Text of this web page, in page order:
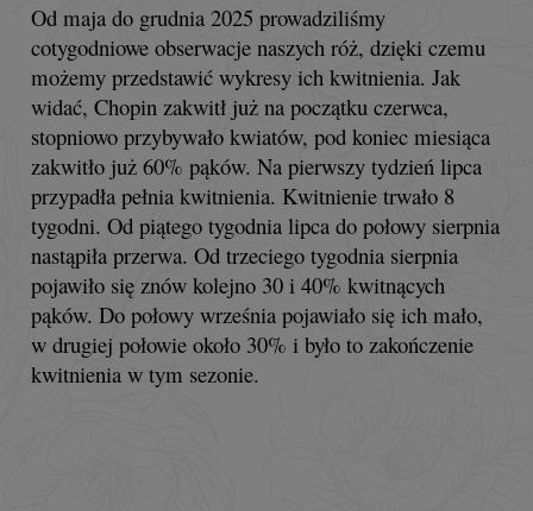
Od maja do grudnia 2025 prowadziliśmy
cotygodniowe obserwacje naszych róż, dzięki czemu
możemy przedstawić wykresy ich kwitnienia. Jak
widać, Chopin zakwitł już na początku czerwca,
stopniowo przybywało kwiatów, pod koniec miesiąca
zakwitło już 60% pąków. Na pierwszy tydzień lipca
przypadła pełnia kwitnienia. Kwitnienie trwało 8
tygodni. Od piątego tygodnia lipca do połowy sierpnia
nastąpiła przerwa. Od trzeciego tygodnia sierpnia
pojawiło się znów kolejno 30 i 40% kwitnących
pąków. Do połowy września pojawiało się ich mało,
w drugiej połowie około 30% i było to zakończenie
kwitnienia w tym sezonie.